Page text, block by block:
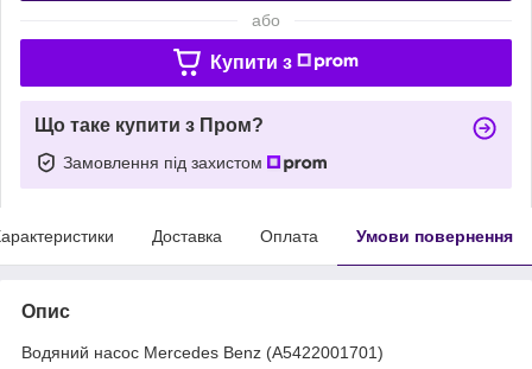
або
Купити з
Що таке купити з Пром?
Замовлення під захистом
Доставка Оплата Умови повернення
Опис
Водяний насос Mercedes Benz (A5422001701)